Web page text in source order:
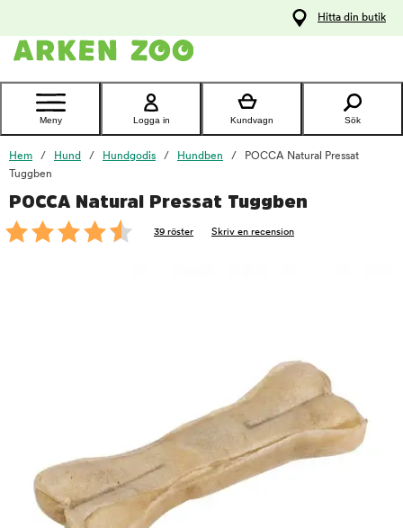
Kontakta
Hitta din butik
Meny Logga in Kundvagn Sök
Hem Hund Hundgodis Hundben
POCCA Natural Pressat
Tuggben
POCCA Natural Pressat Tuggben
39 röster Skriv en recension
foo